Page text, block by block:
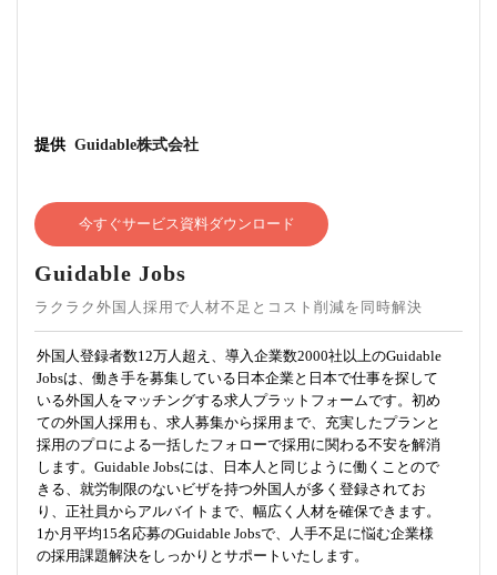
提供 Guidable株式会社
今すぐサービス資料ダウンロード
Guidable Jobs
ラクラク外国人採用で人材不足とコスト削減を同時解決
外国人登録者数12万人超え、導入企業数2000社以上のGuidable
Jobsは、働き手を募集している日本企業と日本で仕事を探して
いる外国人をマッチングする求人プラットフォームです。初め
ての外国人採用も、求人募集から採用まで、充実したプランと
採用のプロによる一括したフォローで採用に関わる不安を解消
します。Guidable Jobsには、日本人と同じように働くことので
きる、就労制限のないビザを持つ外国人が多く登録されてお
り、正社員からアルバイトまで、幅広く人材を確保できます。
1か月平均15名応募のGuidable Jobsで、人手不足に悩む企業様
の採用課題解決をしっかりとサポートいたします。